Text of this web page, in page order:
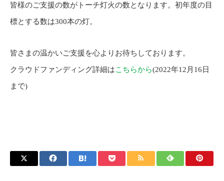
皆様のご支援の数がトーチ灯火の数となります。初年度の目
標とする数は300本の灯。
皆さまの温かいご支援を心よりお待ちしております。
クラウドファンディング詳細はこちらから(2022年12月16日
まで)